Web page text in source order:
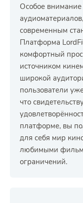
Особое внимание
современным
Платформа
комфортный
источником
широкой
пользователи
что
платформе, вы
для себя мир
любимыми
ограничений.